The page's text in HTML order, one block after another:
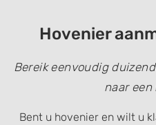
Hovenier
Bereik eenvoudig
naar een
Bent u hovenier en wilt u